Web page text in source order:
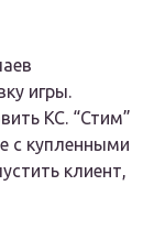
игры.
КС. “Стим”
с купленными
клиент,